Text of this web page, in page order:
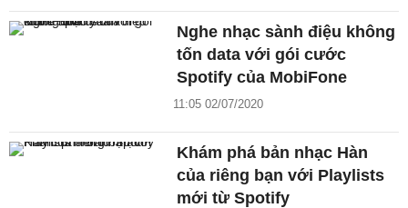
Nghe nhạc sành điệu không
tốn data với gói cước
Spotify của MobiFone
11:05 02/07/2020
Khám phá bản nhạc Hàn
của riêng bạn với Playlists
mới từ Spotify